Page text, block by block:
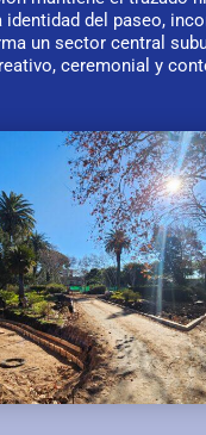
identidad del paseo,
un sector central
ceremonial y